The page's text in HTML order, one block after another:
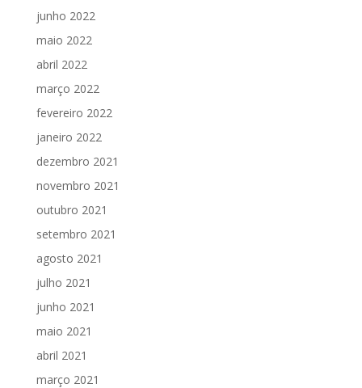
junho 2022
maio 2022
abril 2022
março 2022
fevereiro 2022
janeiro 2022
dezembro 2021
novembro 2021
outubro 2021
setembro 2021
agosto 2021
julho 2021
junho 2021
maio 2021
abril 2021
março 2021